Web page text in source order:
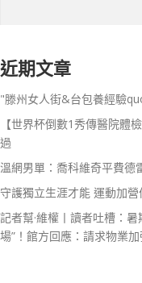
近期文章
"滕州女人街&台包養經驗
【世界杯倒數1秀傳醫院體
過
溫網男單：喬科維奇平費德
守護獨立生涯才能 運動加
記者幫·維權丨讀者吐槽：
場”！館方回應：請求物業